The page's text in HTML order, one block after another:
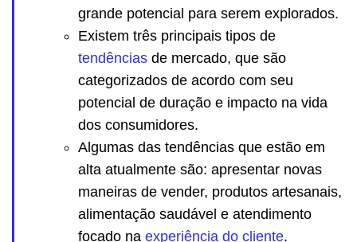
grande potencial para serem explorados.
Existem três principais tipos de
tendências de mercado, que são
categorizados de acordo com seu
potencial de duração e impacto na vida
dos consumidores.
Algumas das tendências que estão em
alta atualmente são: apresentar novas
maneiras de vender, produtos artesanais,
alimentação saudável e atendimento
focado na experiência do cliente.